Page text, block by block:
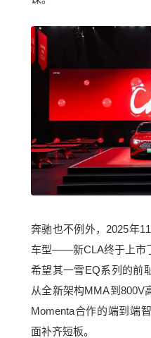
奔驰也不例外，2025年
车型——新CLA终于上市
希望其一雪EQ系列的前
从全新架构MMA到800V
Momenta合作的端到端
面补齐短板。